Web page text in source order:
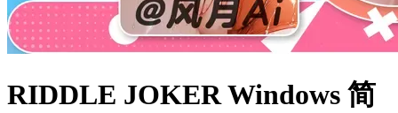
RIDDLE JOKER Windows 简